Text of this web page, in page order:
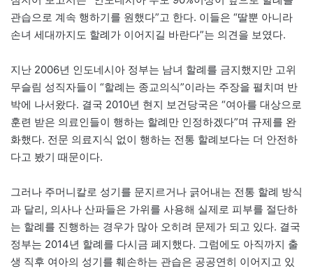
관습으로 계속 행하기를 원했다”고 한다. 이들은 “딸뿐 아니라
손녀 세대까지도 할례가 이어지길 바란다”는 의견을 보였다.
지난 2006년 인도네시아 정부는 남녀 할례를 금지했지만 고위
무슬림 성직자들이 “할례는 종교의식”이라는 주장을 펼치며 반
박에 나서왔다. 결국 2010년 현지 보건당국은 “여아를 대상으로
훈련 받은 의료인들이 행하는 할례만 인정하겠다”며 규제를 완
화했다. 전문 의료지식 없이 행하는 전통 할례보다는 더 안전하
다고 봤기 때문이다.
그러나 주머니칼로 성기를 문지르거나 긁어내는 전통 할례 방식
과 달리, 의사나 산파들은 가위를 사용해 실제로 피부를 절단하
는 할례를 진행하는 경우가 많아 오히려 문제가 되고 있다. 결국
정부는 2014년 할례를 다시금 폐지했다. 그럼에도 아직까지 출
생 직후 여아의 성기를 훼손하는 관습은 공공연히 이어지고 있